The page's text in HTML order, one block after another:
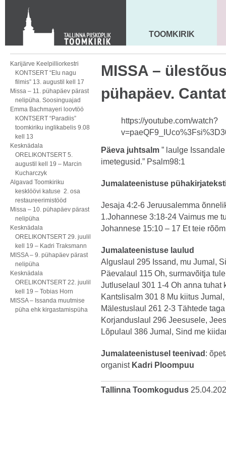
KONTAKT
Toom-Kooli 6, 10130 TALLINN
tallinna.toom@eelk.ee
MAARJA KIRIK
TOOMKIRIK
Karijärve Keelpilliorkestri
KONTSERT “Elu nagu
filmis” 13. augustil kell 17
Missa – 11. pühapäev pärast
nelipüha. Soosinguajad
Emma Bachmayeri loovtöö
KONTSERT “Paradiis”
toomkiriku inglikabelis 9.08
kell 13
Kesknädala
ORELIKONTSERT 5.
augustil kell 19 – Marcin
Kucharczyk
Algavad Toomkiriku
kesklöövi katuse 2. osa
restaureerimistööd
Missa – 10. pühapäev pärast
nelipüha
Kesknädala
ORELIKONTSERT 29. juulil
kell 19 – Kadri Traksmann
MISSA – 9. pühapäev pärast
nelipüha
Kesknädala
ORELIKONTSERT 22. juulil
kell 19 – Tobias Horn
MISSA – Issanda muutmise
püha ehk kirgastamispüha
MISSA –
pühapäev.
https://youtube.com/watch?
Päeva juhtsalm ” laulge
imetegusid.” Psalm98:1
Jumalateenistuse
Jesaja 4:2-6 Jeruusalemma
1.Johannese 3:18-24 Vaimus me
Johannese 15:10 – 17 Et teie
Jumalateenistuse laulud
Alguslaul 295 Issand, mu Jumal,
Päevalaul 115 Oh, surmavõitja
Jutluselaul 301 1-4 Oh anna tuhat
Kantslisalm 301 8 Mu kiitus
Mälestuslaul 261 2-3 Tähtede taga
Korjanduslaul 296 Jeesusele,
Lõpulaul 386 Jumal, Sind me
Jumalateenistusel teenivad :
organist Kadri Ploompuu
Tallinna Toomkogudus